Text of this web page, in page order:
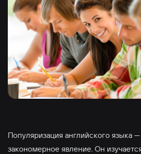
Популяризация английского языка
закономерное явление. Он